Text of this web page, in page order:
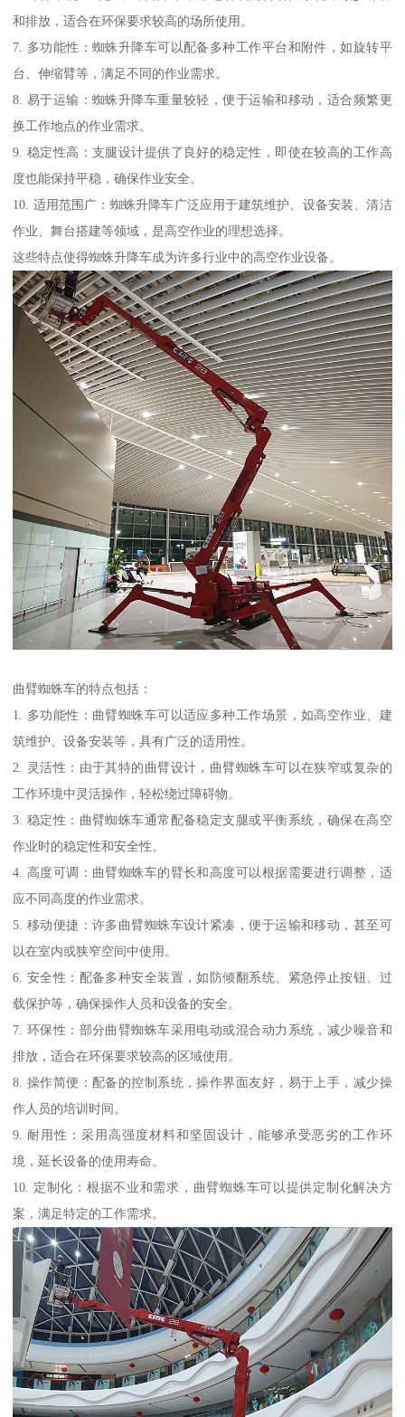
和排放，适合在环保要求较高的场所使用。
7. 多功能性：蜘蛛升降车可以配备多种工作平台和附件，如旋转平
台、伸缩臂等，满足不同的作业需求。
8. 易于运输：蜘蛛升降车重量较轻，便于运输和移动，适合频繁更
换工作地点的作业需求。
9. 稳定性高：支腿设计提供了良好的稳定性，即使在较高的工作高
度也能保持平稳，确保作业安全。
10. 适用范围广：蜘蛛升降车广泛应用于建筑维护、设备安装、清洁
作业、舞台搭建等领域，是高空作业的理想选择。
这些特点使得蜘蛛升降车成为许多行业中的高空作业设备。
曲臂蜘蛛车的特点包括：
1. 多功能性：曲臂蜘蛛车可以适应多种工作场景，如高空作业、建
筑维护、设备安装等，具有广泛的适用性。
2. 灵活性：由于其特的曲臂设计，曲臂蜘蛛车可以在狭窄或复杂的
工作环境中灵活操作，轻松绕过障碍物。
3. 稳定性：曲臂蜘蛛车通常配备稳定支腿或平衡系统，确保在高空
作业时的稳定性和安全性。
4. 高度可调：曲臂蜘蛛车的臂长和高度可以根据需要进行调整，适
应不同高度的作业需求。
5. 移动便捷：许多曲臂蜘蛛车设计紧凑，便于运输和移动，甚至可
以在室内或狭窄空间中使用。
6. 安全性：配备多种安全装置，如防倾翻系统、紧急停止按钮、过
载保护等，确保操作人员和设备的安全。
7. 环保性：部分曲臂蜘蛛车采用电动或混合动力系统，减少噪音和
排放，适合在环保要求较高的区域使用。
8. 操作简便：配备的控制系统，操作界面友好，易于上手，减少操
作人员的培训时间。
9. 耐用性：采用高强度材料和坚固设计，能够承受恶劣的工作环
境，延长设备的使用寿命。
10. 定制化：根据不业和需求，曲臂蜘蛛车可以提供定制化解决方
案，满足特定的工作需求。